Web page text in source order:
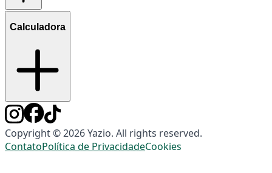
Calculadora
Copyright © 2026 Yazio. All rights reserved.
ContatoPolítica de PrivacidadeCookies